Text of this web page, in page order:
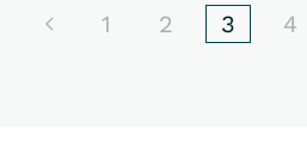
1 2 3 4